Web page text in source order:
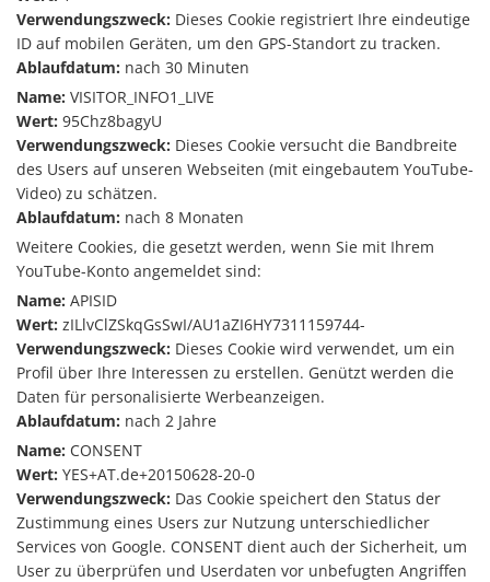
Verwendungszweck: Dieses Cookie registriert Ihre eindeutige
ID auf mobilen Geräten, um den GPS-Standort zu tracken.
Ablaufdatum: nach 30 Minuten
Name: VISITOR_INFO1_LIVE
Wert: 95Chz8bagyU
Verwendungszweck: Dieses Cookie versucht die Bandbreite
des Users auf unseren Webseiten (mit eingebautem YouTube-
Video) zu schätzen.
Ablaufdatum: nach 8 Monaten
Weitere Cookies, die gesetzt werden, wenn Sie mit Ihrem
YouTube-Konto angemeldet sind:
Name: APISID
Wert: zILlvClZSkqGsSwI/AU1aZI6HY7311159744-
Verwendungszweck: Dieses Cookie wird verwendet, um ein
Profil über Ihre Interessen zu erstellen. Genützt werden die
Daten für personalisierte Werbeanzeigen.
Ablaufdatum: nach 2 Jahre
Name: CONSENT
Wert: YES+AT.de+20150628-20-0
Verwendungszweck: Das Cookie speichert den Status der
Zustimmung eines Users zur Nutzung unterschiedlicher
Services von Google. CONSENT dient auch der Sicherheit, um
User zu überprüfen und Userdaten vor unbefugten Angriffen